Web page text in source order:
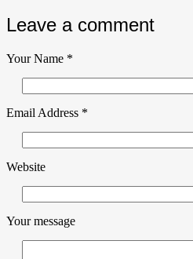
Leave a comment
Your Name *
Email Address *
Website
Your message